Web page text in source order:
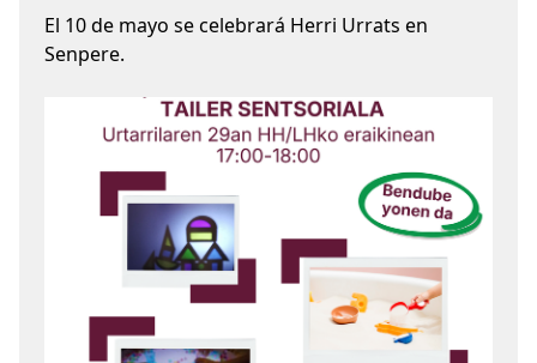
El 10 de mayo se celebrará Herri Urrats en
Senpere.